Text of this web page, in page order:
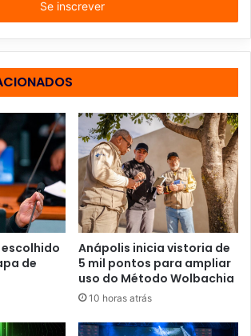
escolhido
de
Anápolis inicia vistoria de
5 mil pontos para ampliar
uso do Método Wolbachia
10 horas atrás